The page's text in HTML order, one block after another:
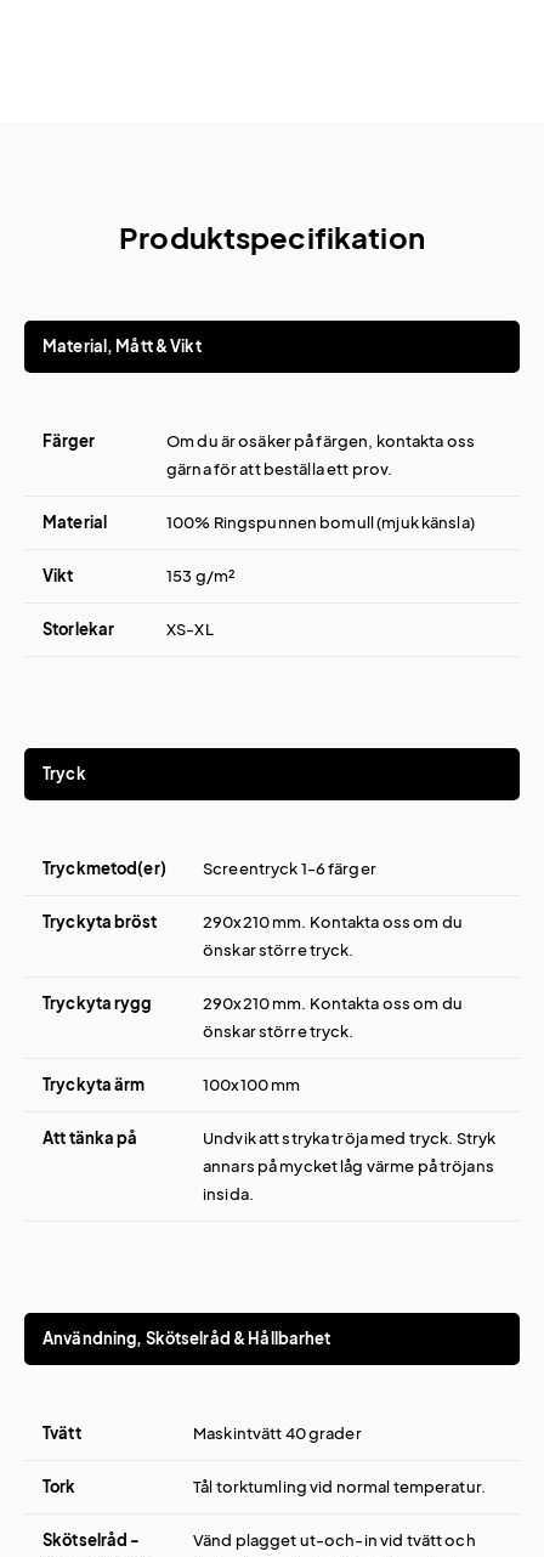
Produktspecifikation
Material, Mått & Vikt
Färger
Om du är osäker på färgen, kontakta oss
gärna för att beställa ett prov.
Material 100% Ringspunnen bomull (mjuk känsla)
Vikt 153 g/m²
Storlekar XS-XL
Tryck
Tryckmetod(er) Screentryck 1-6 färger
Tryckyta bröst
290x210 mm. Kontakta oss om du
önskar större tryck.
Tryckyta rygg
290x210 mm. Kontakta oss om du
önskar större tryck.
Tryckyta ärm 100x100 mm
Att tänka på
Undvik att stryka tröja med tryck. Stryk
annars på mycket låg värme på tröjans
insida.
Användning, Skötselråd & Hållbarhet
Tvätt Maskintvätt 40 grader
Tork Tål torktumling vid normal temperatur.
Skötselråd -
Vänd plagget ut-och-in vid tvätt och